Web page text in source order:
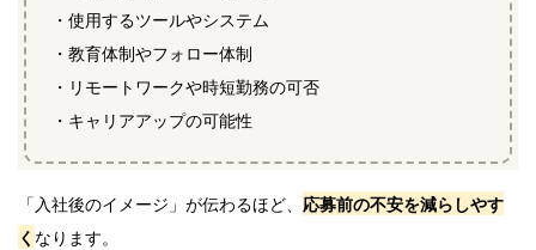
・使用するツールやシステム
・教育体制やフォロー体制
・リモートワークや時短勤務の可否
・キャリアアップの可能性
「入社後のイメージ」が伝わるほど、 応募前の不安を減らしやす
く なります。